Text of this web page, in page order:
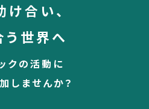
け合い、
う世界へ
クの活動に
しませんか？